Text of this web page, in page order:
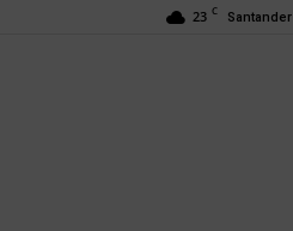
23 C Santander